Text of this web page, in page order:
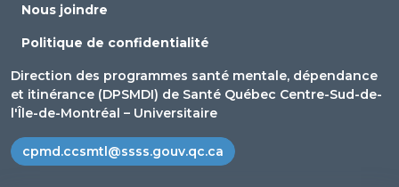
Nous joindre
Politique de confidentialité
Direction des programmes santé mentale, dépendance
et itinérance (DPSMDI) de Santé Québec Centre-Sud-de-
l'Île-de-Montréal – Universitaire
cpmd.ccsmtl@ssss.gouv.qc.ca